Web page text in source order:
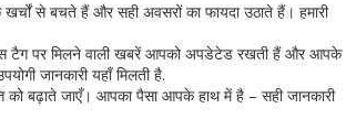
से बचते हैं और सही अवसरों का फायदा उठाते हैं। हमारी
टैग पर मिलने वाली खबरें आपको अपडेटेड रखती हैं और आपके
जानकारी यहाँ मिलती है.
को बढ़ाते जाएँ। आपका पैसा आपके हाथ में है – सही जानकारी